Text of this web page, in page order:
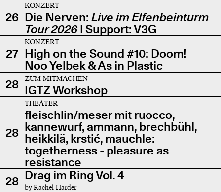
26
KONZERT
Die Nerven: Live im Elfenbeinturm
Tour 2026| Support: V3G
27
KONZERT
High on the Sound #10: Doom!
Noo Yelbek & As in Plastic
28
ZUM MITMACHEN
IGTZ Workshop
28
THEATER
fleischlin/meser mit ruocco,
kannewurf, ammann, brechbühl,
heikkilä, krstić, mauchle:
togetherness - pleasure as
resistance
28 Drag im Ring Vol. 4
by Rachel Harder